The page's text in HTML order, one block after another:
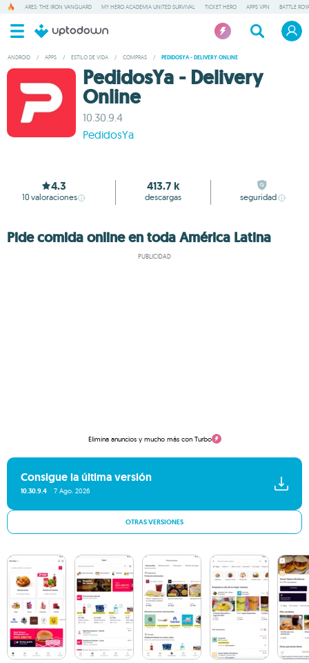
ARES: THE IRON VANGUARD MY HERO ACADEMIA UNITED SURVIVAL TICKET HERO APPS VPN BATTLE
ANDROID / APPS / ESTILO DE VIDA / COMPRAS / PEDIDOSYA - DELIVERY ONLINE
PedidosYa - Delivery
Online
10.30.9.4
PedidosYa
4.3
10 valoraciones
413.7 k
descargas seguridad
Pide comida online en toda América Latina
PUBLICIDAD
Elimina anuncios y mucho más con Turbo
Consigue la última versión
10.30.9.4 7 Ago. 2026
OTRAS VERSIONES